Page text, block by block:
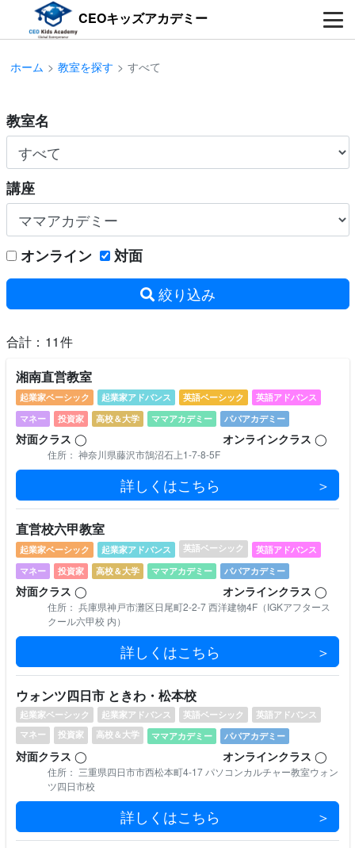
CEOキッズアカデミー
ホーム 教室を探す すべて
教室名
講座
オンライン
対面
絞り込み
合計：11件
湘南直営教室
起業家ベーシック 起業家アドバンス 英語ベーシック
英語アドバンス
マネー
投資家 ⾼校＆⼤学 ママアカデミー パパアカデミー
対⾯クラス ◯ オンラインクラス ◯
住所： 神奈川県藤沢市鵠沼石上1-7-8-5F
詳しくはこちら
直営校六甲教室
起業家ベーシック 起業家アドバンス 英語ベーシック
英語アドバンス
マネー
投資家 ⾼校＆⼤学 ママアカデミー パパアカデミー
対⾯クラス ◯ オンラインクラス ◯
住所： 兵庫県神戸市灘区日尾町2-2-7 西洋建物4F（IGKアフタース
クール六甲校 内）
詳しくはこちら
ウォンツ四日市 ときわ・松本校
起業家ベーシック 起業家アドバンス 英語ベーシック
英語アドバンス
マネー
投資家 ⾼校＆⼤学 ママアカデミー パパアカデミー
対⾯クラス ◯ オンラインクラス ◯
住所： 三重県四日市市西松本町4-17 パソコンカルチャー教室ウォン
ツ四日市校
詳しくはこちら